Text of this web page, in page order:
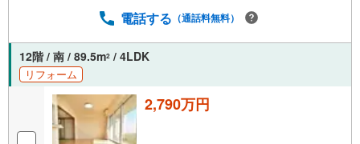
便局まで徒歩10分（約760m）・ニシムタスカイマーケット
鴨池店まで徒歩12分（約890m）・八幡小学校まで徒歩23分
（約1800m）・天保山中学校まで徒歩30分（約2400m）ご
希望があれば近隣の資料をお持ちいたします 他にもご覧に
なりたい物件があれば、遠慮なくお申し付けください 店頭
で住宅ローンのご相談、資金計画、お申込みが可能です 売
却のご相談・査定も無料で受付中 お家のことならハウスド
ゥ鹿児島中央の南日本ハウスにお任せ下さい！
電話する （通話料無料）
12階 / 南 / 89.5m2 / 4LDK
リフォーム
2,790万円